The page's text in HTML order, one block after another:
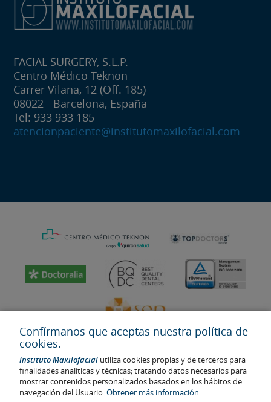
FACIAL SURGERY, S.L.P.
Centro Médico Teknon
Carrer Vilana, 12 (Off. 185)
08022 - Barcelona, España
Tel: 933 933 185
atencionpaciente@institutomaxilofacial.com
Última actualización: 2023
Confírmanos que aceptas nuestra política de
cookies.
Instituto Maxilofacial utiliza cookies propias y de terceros para
finalidades analíticas y técnicas; tratando datos necesarios para
mostrar contenidos personalizados basados en los hábitos de
navegación del Usuario.Obtener más información.